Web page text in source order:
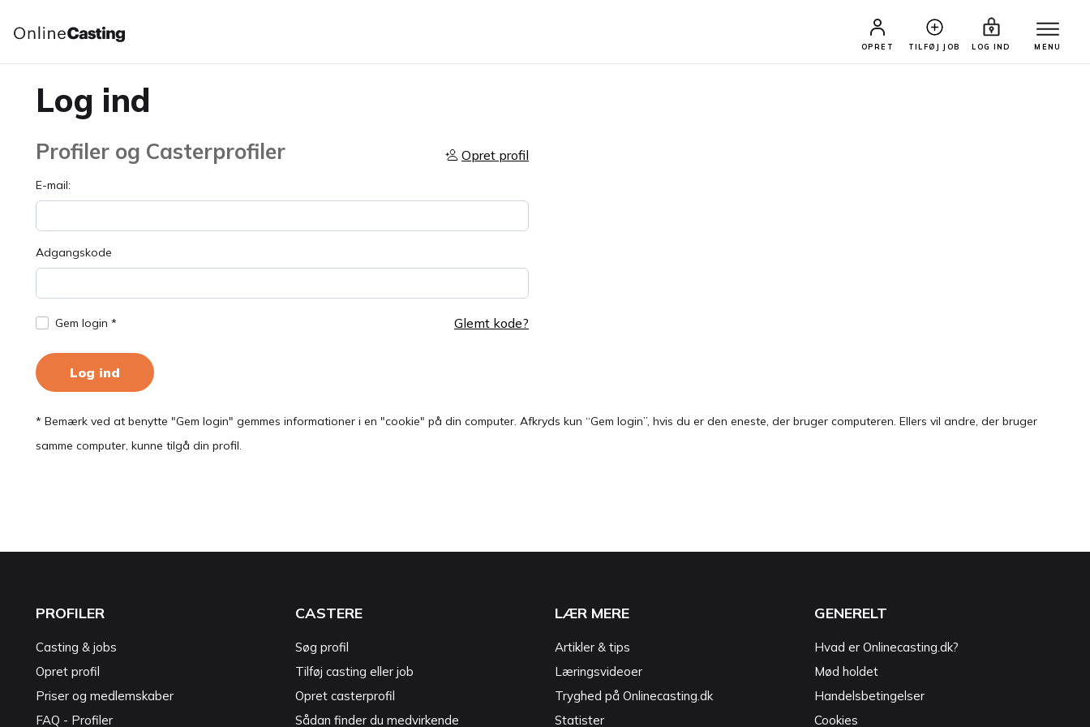
OPRET TILFØJ JOB LOG IND MENU
Log ind
Profiler og Casterprofiler Opret profil
E-mail:
Adgangskode
Gem login * Glemt kode?
Log ind
* Bemærk ved at benytte "Gem login" gemmes informationer i en "cookie" på din computer. Afkryds kun “Gem login”, hvis du er den eneste, der bruger computeren. Ellers vil andre, der bruger
samme computer, kunne tilgå din profil.
PROFILER
Casting & jobs
Opret profil
Priser og medlemskaber
FAQ - Profiler
CASTERE
Søg profil
Tilføj casting eller job
Opret casterprofil
Sådan finder du medvirkende
LÆR MERE
Artikler & tips
Læringsvideoer
Tryghed på Onlinecasting.dk
Statister
GENERELT
Hvad er Onlinecasting.dk?
Mød holdet
Handelsbetingelser
Cookies